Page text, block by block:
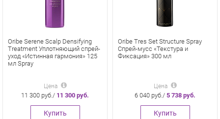
Oribe Serene Scalp Densifying
Treatment Уплотняющий спрей-
уход «Истинная гармония» 125
мл Spray
Цена
11 300 руб./ 11 300 руб.
Купить
Oribe Tres Set Structure Spray
Спрей-мусс «Текстура и
Фиксация» 300 мл
Цена
6 040 руб./ 5 738 руб.
Купить